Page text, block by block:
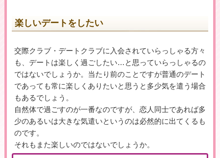
楽しいデートをしたい
交際クラブ・デートクラブに入会されていらっしゃる方々
も、デートは楽しく過ごしたい…と思っていらっしゃるの
ではないでしょうか。当たり前のことですが普通のデート
であっても常に楽しくありたいと思うと多少気を遣う場合
もあるでしょう。
自然体で過ごすのが一番なのですが、恋人同士であれば多
少のあるいは大きな気遣いというのは必然的に出てくるも
のです。
それもまた楽しいのではないでしょうか。